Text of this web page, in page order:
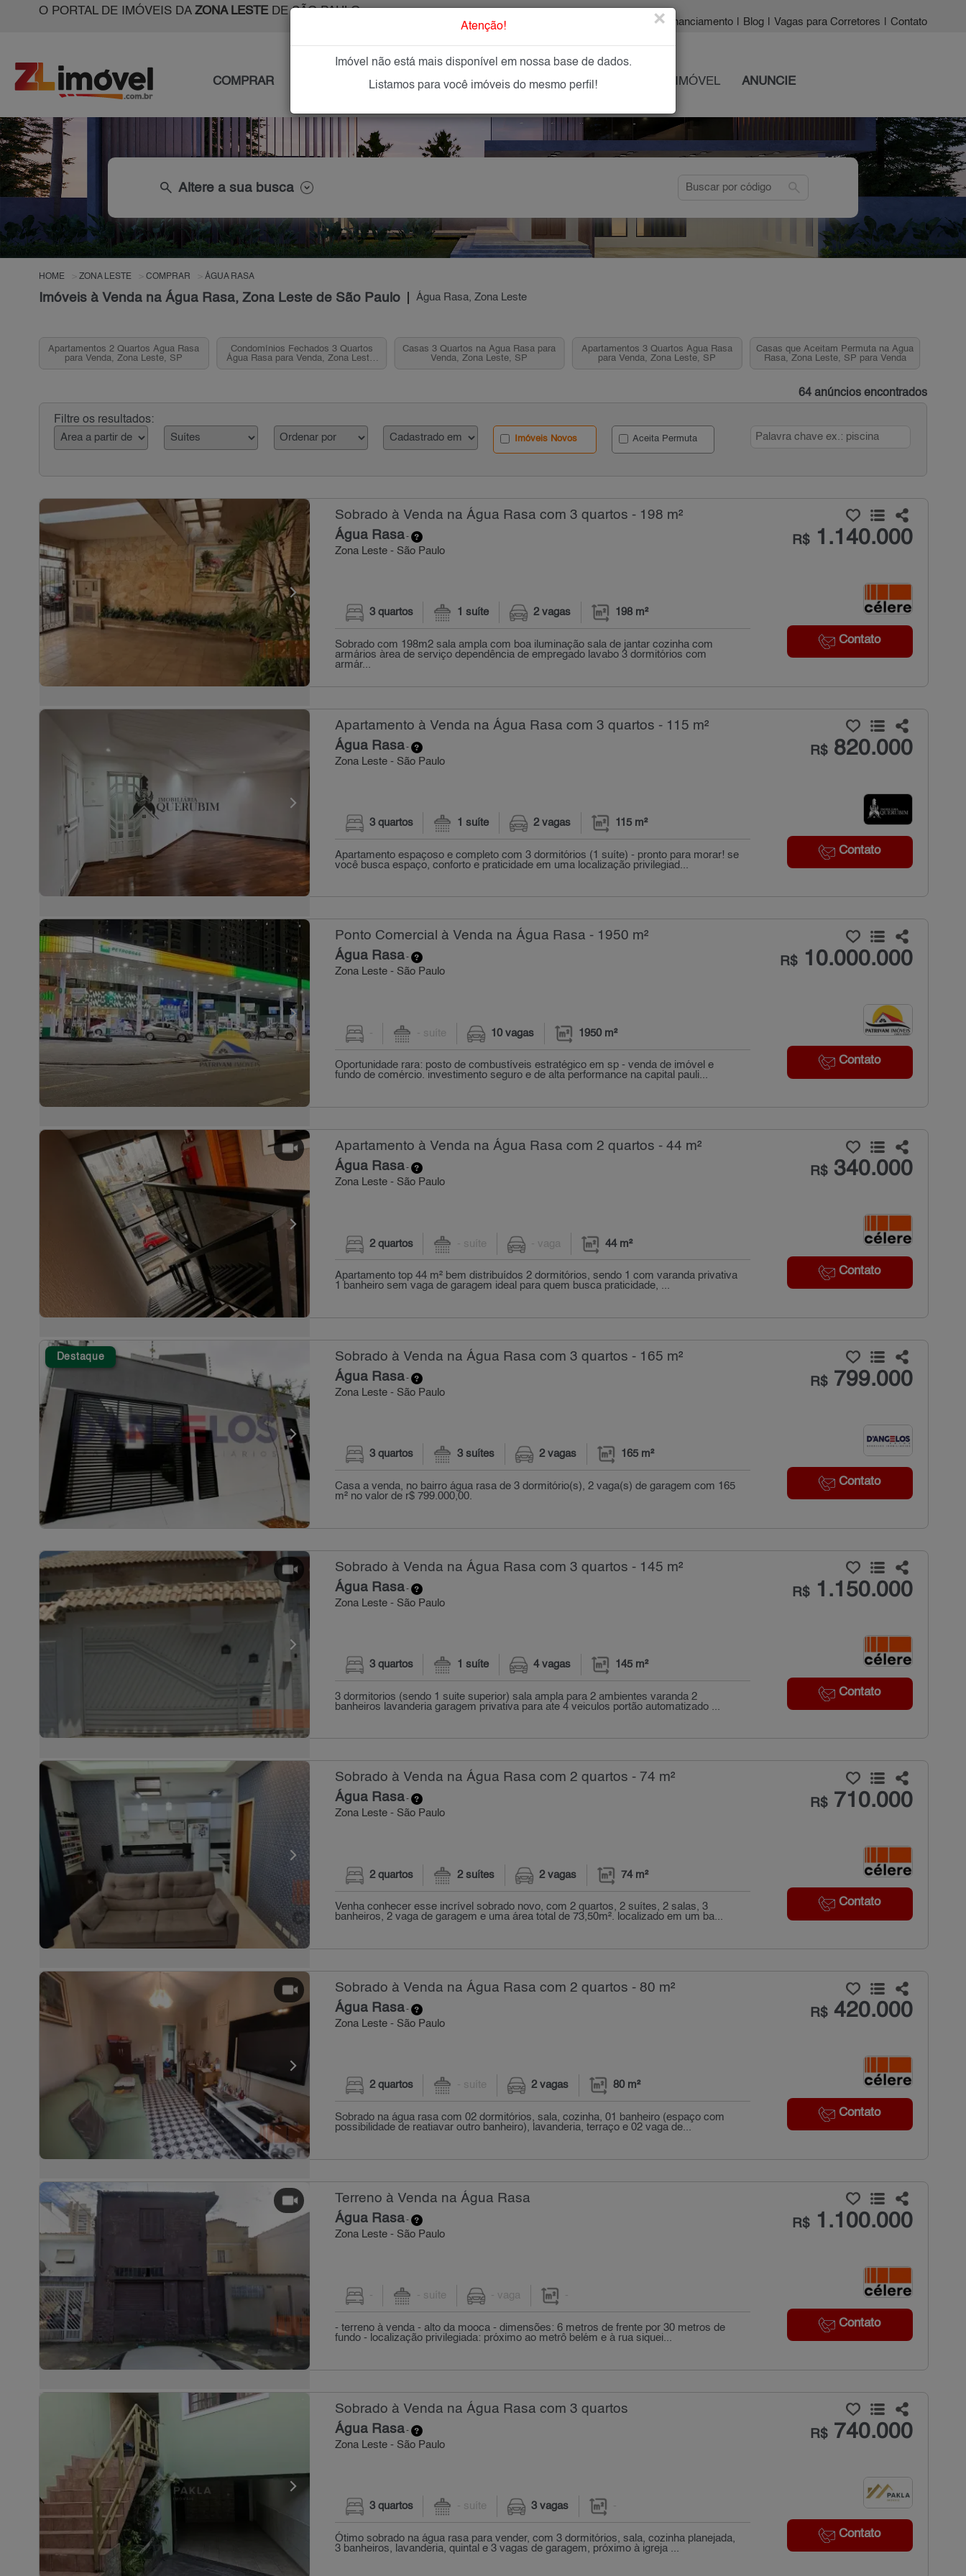
O PORTAL DE IMÓVEIS DA ZONA LESTEDE SÃO PAULO
| Financiamento Blog Vagas para Corretores Contato
COMPRAR IMÓVEIS NOVOS IMOBILIÁRIAS OFEREÇA SEU IMÓVEL ANUNCIE
search Altere a sua busca search
HOME ZONA LESTE COMPRAR ÁGUA RASA
Imóveis à Venda na Água Rasa, Zona Leste de São Paulo Água Rasa, Zona Leste
Apartamentos 2 Quartos Água Rasa
para Venda, Zona Leste, SP
Condomínios Fechados 3 Quartos
Água Rasa para Venda, Zona Leste,
Casas 3 Quartos na Água Rasa para
Venda, Zona Leste, SP
Apartamentos 3 Quartos Água Rasa
para Venda, Zona Leste, SP
Casas que Aceitam Permuta na Água
Rasa, Zona Leste, SP para Venda
64 anúncios encontrados
Filtre os resultados:
Imóveis Novos Aceita Permuta
Sobrado à Venda na Água Rasa com 3 quartos - 198 m²
Água Rasa-
Zona Leste - São Paulo
R$1.140.000
Contato
3 quartos 1 suíte 2 vagas 198 m²
Sobrado com 198m2 sala ampla com boa iluminação sala de jantar cozinha com
armários àrea de serviço dependência de empregado lavabo 3 dormitórios com
armár...
Apartamento à Venda na Água Rasa com 3 quartos - 115 m²
Água Rasa-
Zona Leste - São Paulo
R$820.000
Contato
3 quartos 1 suíte 2 vagas 115 m²
Apartamento espaçoso e completo com 3 dormitórios (1 suíte) - pronto para morar! se
você busca espaço, conforto e praticidade em uma localização privilegiad...
Ponto Comercial à Venda na Água Rasa - 1950 m²
Água Rasa-
Zona Leste - São Paulo
R$10.000.000
Contato
- - suíte 10 vagas 1950 m²
Oportunidade rara: posto de combustíveis estratégico em sp - venda de imóvel e
fundo de comércio. investimento seguro e de alta performance na capital pauli...
Apartamento à Venda na Água Rasa com 2 quartos - 44 m²
Água Rasa-
Zona Leste - São Paulo
R$340.000
Contato
2 quartos - suíte - vaga 44 m²
Apartamento top 44 m² bem distribuídos 2 dormitórios, sendo 1 com varanda privativa
1 banheiro sem vaga de garagem ideal para quem busca praticidade, ...
Destaque Sobrado à Venda na Água Rasa com 3 quartos - 165 m²
Água Rasa-
Zona Leste - São Paulo
R$799.000
Contato
3 quartos 3 suítes 2 vagas 165 m²
Casa a venda, no bairro água rasa de 3 dormitório(s), 2 vaga(s) de garagem com 165
m² no valor de r$ 799.000,00.
Sobrado à Venda na Água Rasa com 3 quartos - 145 m²
Água Rasa-
Zona Leste - São Paulo
R$1.150.000
Contato
3 quartos 1 suíte 4 vagas 145 m²
3 dormitorios (sendo 1 suite superior) sala ampla para 2 ambientes varanda 2
banheiros lavanderia garagem privativa para ate 4 veiculos portão automatizado ...
Sobrado à Venda na Água Rasa com 2 quartos - 74 m²
Água Rasa-
Zona Leste - São Paulo
R$710.000
Contato
2 quartos 2 suítes 2 vagas 74 m²
Venha conhecer esse incrível sobrado novo, com 2 quartos, 2 suítes, 2 salas, 3
banheiros, 2 vaga de garagem e uma área total de 73,50m². localizado em um ba...
Sobrado à Venda na Água Rasa com 2 quartos - 80 m²
Água Rasa-
Zona Leste - São Paulo
R$420.000
Contato
2 quartos - suíte 2 vagas 80 m²
Sobrado na água rasa com 02 dormitórios, sala, cozinha, 01 banheiro (espaço com
possibilidade de reatiavar outro banheiro), lavanderia, terraço e 02 vaga de...
Terreno à Venda na Água Rasa
Água Rasa-
Zona Leste - São Paulo
R$1.100.000
Contato
- - suíte - vaga -
- terreno à venda - alto da mooca - dimensões: 6 metros de frente por 30 metros de
fundo - localização privilegiada: próximo ao metrô belém e à rua siquei...
Sobrado à Venda na Água Rasa com 3 quartos
Água Rasa-
Zona Leste - São Paulo
R$740.000
Contato
3 quartos - suíte 3 vagas -
Ótimo sobrado na água rasa para vender, com 3 dormitórios, sala, cozinha planejada,
3 banheiros, lavanderia, quintal e 3 vagas de garagem, próximo à igreja ...
Atenção! ×
Imóvel não está mais disponível em nossa base de dados.
Listamos para você imóveis do mesmo perfil!